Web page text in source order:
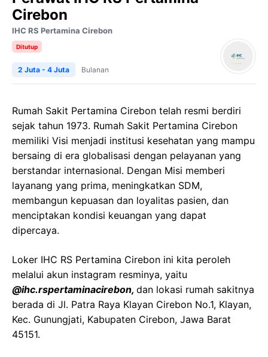
Cirebon
IHC RS Pertamina Cirebon
Ditutup
2 Juta - 4 Juta Bulanan
Rumah Sakit Pertamina Cirebon telah resmi berdiri
sejak tahun 1973. Rumah Sakit Pertamina Cirebon
memiliki Visi menjadi institusi kesehatan yang mampu
bersaing di era globalisasi dengan pelayanan yang
berstandar internasional. Dengan Misi memberi
layanang yang prima, meningkatkan SDM,
membangun kepuasan dan loyalitas pasien, dan
menciptakan kondisi keuangan yang dapat
dipercaya.
Loker IHC RS Pertamina Cirebon ini kita peroleh
melalui akun instagram resminya, yaitu
@ihc.rspertaminacirebon, dan lokasi rumah sakitnya
berada di Jl. Patra Raya Klayan Cirebon No.1, Klayan,
Kec. Gunungjati, Kabupaten Cirebon, Jawa Barat
45151.